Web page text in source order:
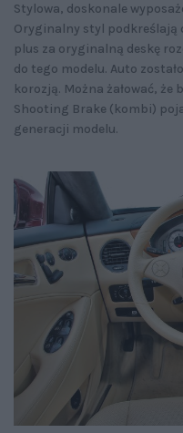
Stylowa, doskonale
Oryginalny styl podkreślają
plus za oryginalną deskę
do tego modelu. Auto
korozją. Można żałować,
Shooting Brake (kombi)
generacji modelu.